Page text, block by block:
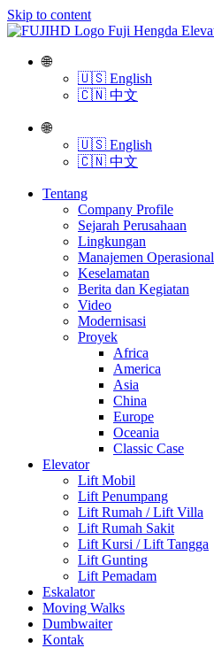
Skip to content
🌐
🇺🇸 English
🇨🇳 中文
🌐
🇺🇸 English
🇨🇳 中文
Tentang
Company Profile
Sejarah Perusahaan
Lingkungan
Manajemen Operasional
Keselamatan
Berita dan Kegiatan
Video
Modernisasi
Proyek
Africa
America
Asia
China
Europe
Oceania
Classic Case
Elevator
Lift Mobil
Lift Penumpang
Lift Rumah / Lift Villa
Lift Rumah Sakit
Lift Kursi / Lift Tangga
Lift Gunting
Lift Pemadam
Eskalator
Moving Walks
Dumbwaiter
Kontak